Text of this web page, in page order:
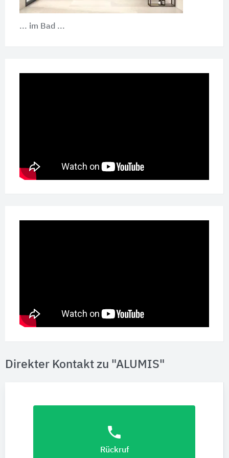
... im Bad ...
Direkter Kontakt zu "ALUMIS"
phone
Rückruf